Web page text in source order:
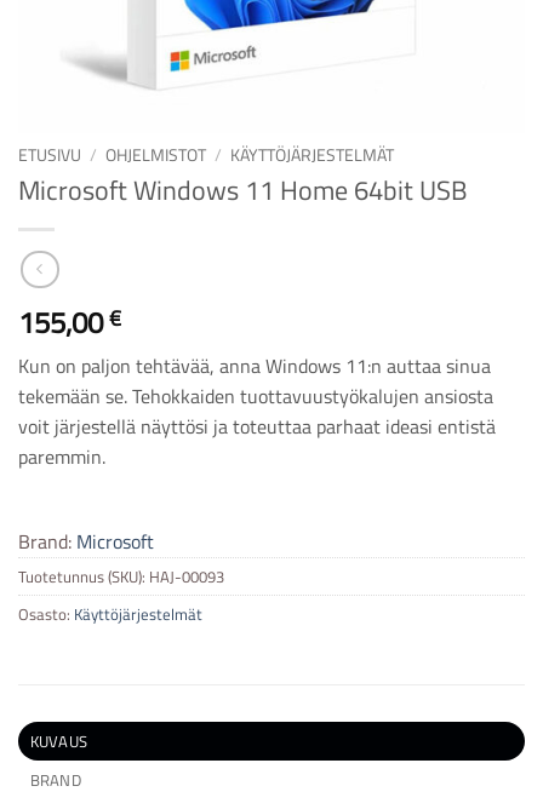
ETUSIVU / OHJELMISTOT / KÄYTTÖJÄRJESTELMÄT
Microsoft Windows 11 Home 64bit USB
155,00€
Kun on paljon tehtävää, anna Windows 11:n auttaa sinua
tekemään se. Tehokkaiden tuottavuustyökalujen ansiosta
voit järjestellä näyttösi ja toteuttaa parhaat ideasi entistä
paremmin.
Brand: Microsoft
Tuotetunnus (SKU): HAJ-00093
Osasto: Käyttöjärjestelmät
KUVAUS
BRAND